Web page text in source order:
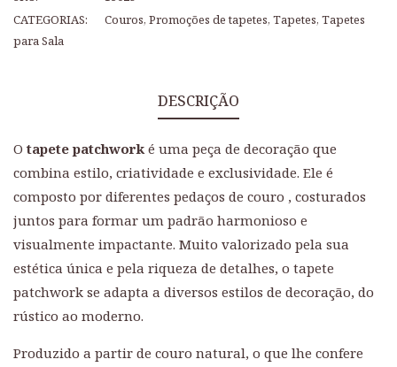
CATEGORIAS:
Couros, Promoções de tapetes, Tapetes, Tapetes
para Sala
DESCRIÇÃO
O tapete patchwork é uma peça de decoração que
combina estilo, criatividade e exclusividade. Ele é
composto por diferentes pedaços de couro , costurados
juntos para formar um padrão harmonioso e
visualmente impactante. Muito valorizado pela sua
estética única e pela riqueza de detalhes, o tapete
patchwork se adapta a diversos estilos de decoração, do
rústico ao moderno.
Produzido a partir de couro natural, o que lhe confere